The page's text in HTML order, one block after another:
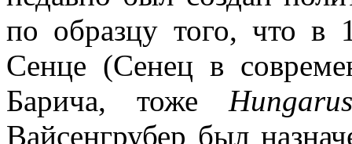
по образцу того, что в
Сенце (Сенец в
Барича, тоже Hungarus
Вайсенгрубер был